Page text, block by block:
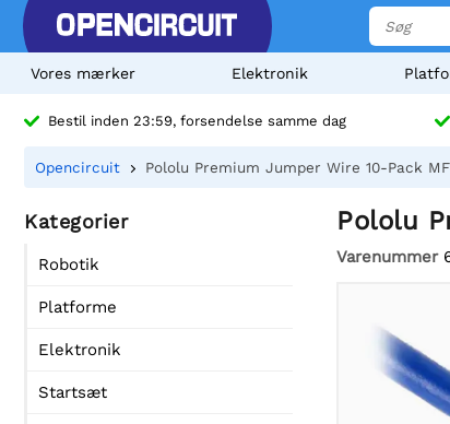
Vores mærker Elektronik
Bestil inden 23:59, forsendelse samme dag
Opencircuit Pololu Premium Jumper Wire 10-Pack
Kategorier
Robotik
Platforme
Elektronik
Startsæt
Pololu
Varenummer